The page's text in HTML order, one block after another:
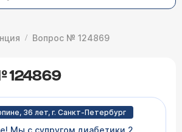
Вопрос № 124869
36 лет, г. Санкт-Петербург
Мы с супругом диабетики 2